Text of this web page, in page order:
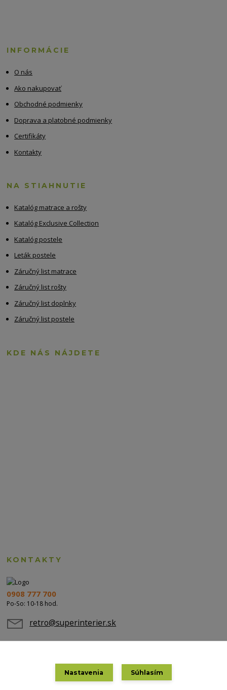
INFORMÁCIE
O nás
Ako nakupovať
Obchodné podmienky
Doprava a platobné podmienky
Certifikáty
Kontakty
NA STIAHNUTIE
Katalóg matrace a rošty
Katalóg Exclusive Collection
Katalóg postele
Leták postele
Záručný list matrace
Záručný list rošty
Záručný list doplnky
Záručný list postele
KDE NÁS NÁJDETE
KONTAKTY
0908 777 700
Po-So: 10-18 hod.
retro@superinterier.sk
Nastavenia Súhlasím